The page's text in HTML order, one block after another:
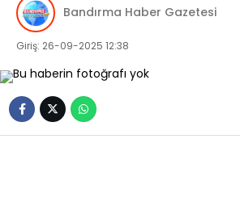
Bandırma Haber Gazetesi
Giriş: 26-09-2025 12:38